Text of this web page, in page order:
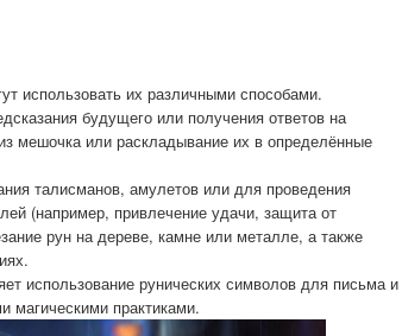
использовать их различными способами.
будущего или получения ответов на
мешочка или раскладывание их в определённые
талисманов, амулетов или для проведения
(например, привлечение удачи, защита от
рун на дереве, камне или металле, а также
использование рунических символов для письма и
магическими практиками.